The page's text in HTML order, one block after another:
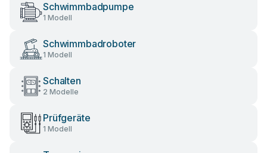
Schwimmbadpumpe
1 Modell
Schwimmbadroboter
1 Modell
Schalten
2 Modelle
Prüfgeräte
1 Modell